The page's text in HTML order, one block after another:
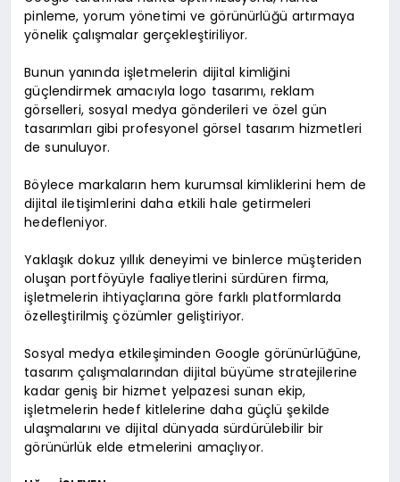
pinleme, yorum yönetimi ve görünürlüğü artırmaya
yönelik çalışmalar gerçekleştiriliyor.
Bunun yanında işletmelerin dijital kimliğini
güçlendirmek amacıyla logo tasarımı, reklam
görselleri, sosyal medya gönderileri ve özel gün
tasarımları gibi profesyonel görsel tasarım hizmetleri
de sunuluyor.
Böylece markaların hem kurumsal kimliklerini hem de
dijital iletişimlerini daha etkili hale getirmeleri
hedefleniyor.
Yaklaşık dokuz yıllık deneyimi ve binlerce müşteriden
oluşan portföyüyle faaliyetlerini sürdüren firma,
işletmelerin ihtiyaçlarına göre farklı platformlarda
özelleştirilmiş çözümler geliştiriyor.
Sosyal medya etkileşiminden Google görünürlüğüne,
tasarım çalışmalarından dijital büyüme stratejilerine
kadar geniş bir hizmet yelpazesi sunan ekip,
işletmelerin hedef kitlelerine daha güçlü şekilde
ulaşmalarını ve dijital dünyada sürdürülebilir bir
görünürlük elde etmelerini amaçlıyor.